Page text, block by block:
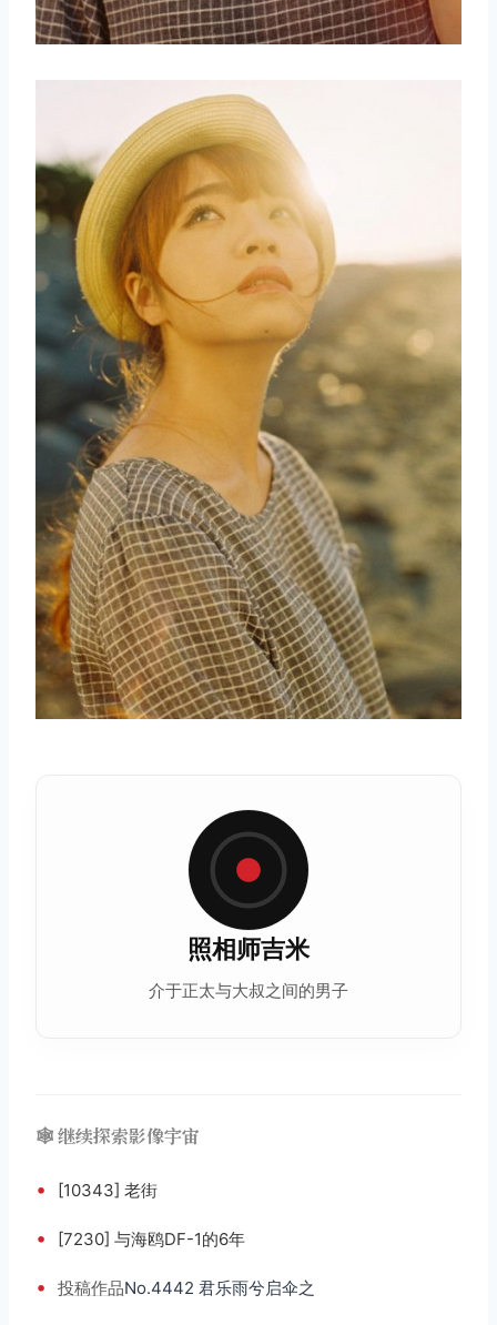
照相师吉米
介于正太与大叔之间的男子
🕸️ 继续探索影像宇宙
• [10343] 老街
• [7230] 与海鸥DF-1的6年
• 投稿作品No.4442 君乐雨兮启伞之